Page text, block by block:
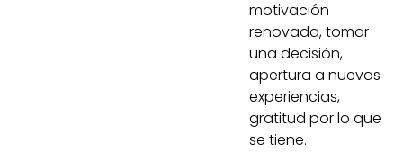
motivación
renovada, tomar
una decisión,
apertura a nuevas
experiencias,
gratitud por lo que
se tiene.